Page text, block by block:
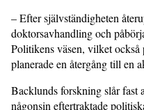
– Efter självständigheten
doktorsavhandling och
Politikens väsen, vilket också
planerade en återgång till en
Backlunds forskning slår fast
någonsin eftertraktade